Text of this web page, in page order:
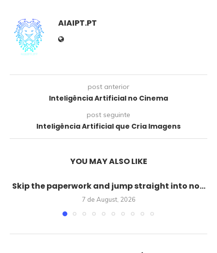
AIAIPT.PT
post anterior
Inteligência Artificial no Cinema
post seguinte
Inteligência Artificial que Cria Imagens
YOU MAY ALSO LIKE
Skip the paperwork and jump straight into no...
7 de August, 2026